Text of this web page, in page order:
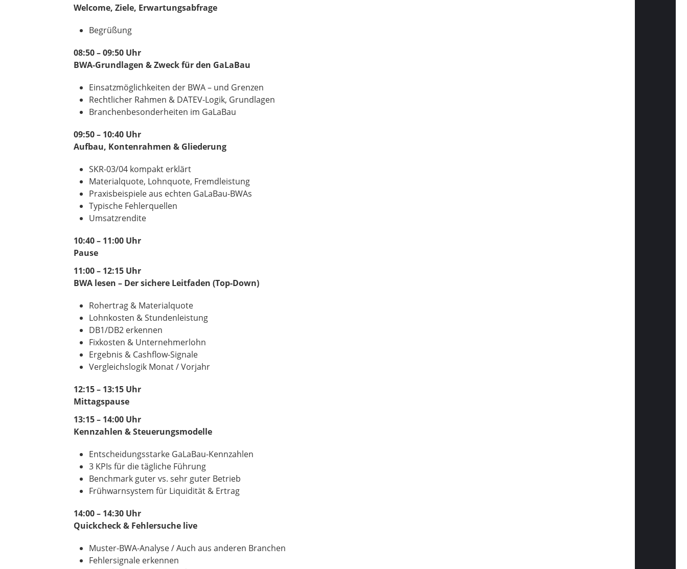
Welcome, Ziele, Erwartungsabfrage
Begrüßung
08:50 – 09:50 Uhr
BWA-Grundlagen & Zweck für den GaLaBau
Einsatzmöglichkeiten der BWA – und Grenzen
Rechtlicher Rahmen & DATEV-Logik, Grundlagen
Branchenbesonderheiten im GaLaBau
09:50 – 10:40 Uhr
Aufbau, Kontenrahmen & Gliederung
SKR-03/04 kompakt erklärt
Materialquote, Lohnquote, Fremdleistung
Praxisbeispiele aus echten GaLaBau-BWAs
Typische Fehlerquellen
Umsatzrendite
10:40 – 11:00 Uhr
Pause
11:00 – 12:15 Uhr
BWA lesen – Der sichere Leitfaden (Top-Down)
Rohertrag & Materialquote
Lohnkosten & Stundenleistung
DB1/DB2 erkennen
Fixkosten & Unternehmerlohn
Ergebnis & Cashflow-Signale
Vergleichslogik Monat / Vorjahr
12:15 – 13:15 Uhr
Mittagspause
13:15 – 14:00 Uhr
Kennzahlen & Steuerungsmodelle
Entscheidungsstarke GaLaBau-Kennzahlen
3 KPIs für die tägliche Führung
Benchmark guter vs. sehr guter Betrieb
Frühwarnsystem für Liquidität & Ertrag
14:00 – 14:30 Uhr
Quickcheck & Fehlersuche live
Muster-BWA-Analyse / Auch aus anderen Branchen
Fehlersignale erkennen